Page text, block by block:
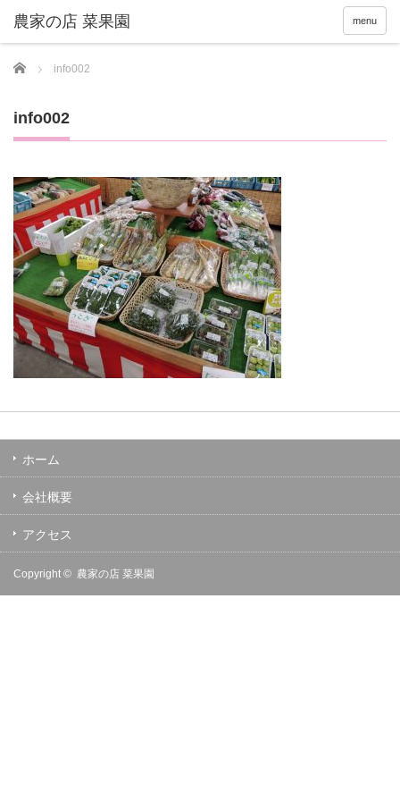
menu
Home info002
info002
ホーム
会社概要
アクセス
Copyright © 農家の店 菜果園